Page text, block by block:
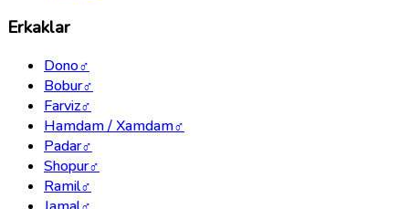
Erkaklar
Dono♂
Bobur♂
Farviz♂
Hamdam / Xamdam♂
Padar♂
Shopur♂
Ramil♂